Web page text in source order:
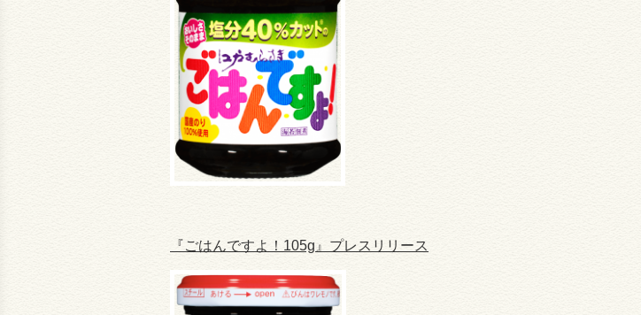
『ごはんですよ！105g』プレスリリース